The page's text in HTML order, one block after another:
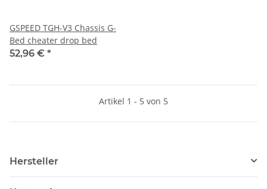
GSPEED TGH-V3 Chassis G-
Bed cheater drop bed
52,96 € *
Artikel 1 - 5 von 5
Hersteller